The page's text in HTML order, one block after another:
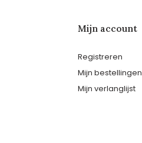
Mijn account
Registreren
Mijn bestellingen
Mijn verlanglijst